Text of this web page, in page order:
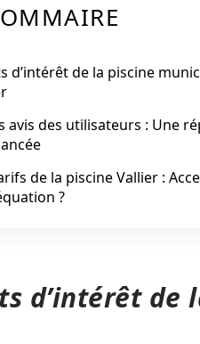
d’intérêt de la piscine
avis des utilisateurs : Une
de la piscine Vallier :
?
d’intérêt de